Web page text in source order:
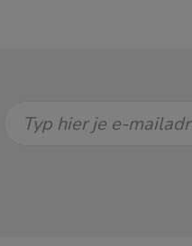
Typ hier je e-